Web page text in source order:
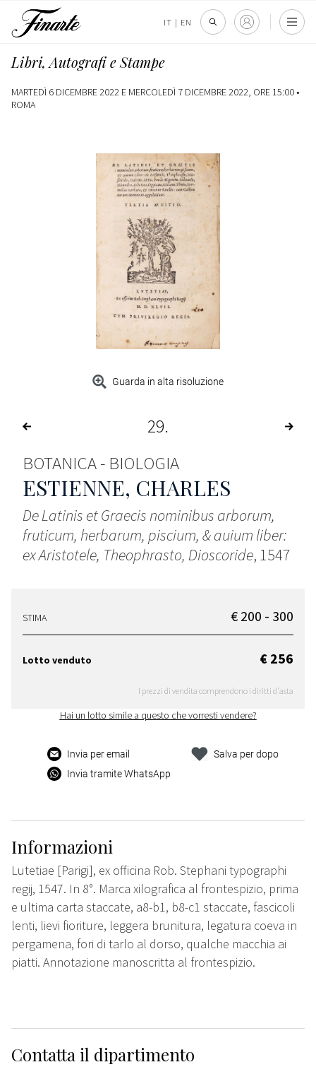
IT | EN
Libri, Autografi e Stampe
MARTEDÌ 6 DICEMBRE 2022 E MERCOLEDÌ 7 DICEMBRE 2022, ORE 15:00 •
ROMA
Guarda in alta risoluzione
29
BOTANICA - BIOLOGIA
ESTIENNE, CHARLES
De Latinis et Graecis nominibus arborum,
fruticum, herbarum, piscium, & auium liber:
ex Aristotele, Theophrasto, Dioscoride, 1547
STIMA € 200 - 300
Lotto venduto € 256
I prezzi di vendita comprendono i diritti d'asta
Hai un lotto simile a questo che vorresti vendere?
Invia per email
Invia tramite WhatsApp
Salva per dopo
Informazioni
Lutetiae [Parigi], ex officina Rob. Stephani typographi
regij, 1547. In 8°. Marca xilografica al frontespizio, prima
e ultima carta staccate, a8-b1, b8-c1 staccate, fascicoli
lenti, lievi fioriture, leggera brunitura, legatura coeva in
pergamena, fori di tarlo al dorso, qualche macchia ai
piatti. Annotazione manoscritta al frontespizio.
Contatta il dipartimento